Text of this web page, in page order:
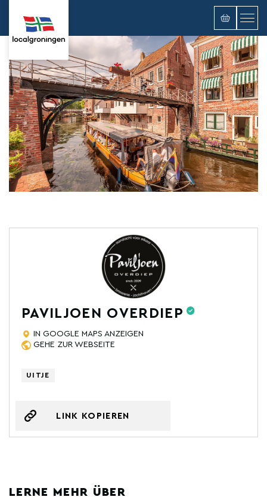
PAVILJOEN OVERDIEP
IN GOOGLE MAPS ANZEIGEN
GEHE ZUR WEBSEITE
UITJE
LINK KOPIEREN
LERNE MEHR ÜBER